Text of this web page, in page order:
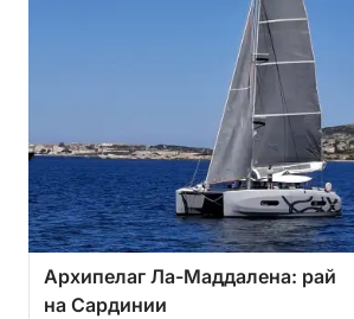
Архипелаг Ла-Маддалена: рай
на Сардинии